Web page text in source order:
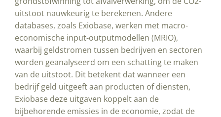
uitstoot nauwkeurig te berekenen. Andere
databases, zoals Exiobase, werken met macro-
economische input-outputmodellen (MRIO),
waarbij geldstromen tussen bedrijven en sectoren
worden geanalyseerd om een schatting te maken
van de uitstoot. Dit betekent dat wanneer een
bedrijf geld uitgeeft aan producten of diensten,
Exiobase deze uitgaven koppelt aan de
bijbehorende emissies in de economie, zodat de